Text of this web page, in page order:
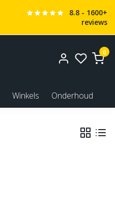
8.8 - 1600+
reviews
0
Winkels Onderhoud